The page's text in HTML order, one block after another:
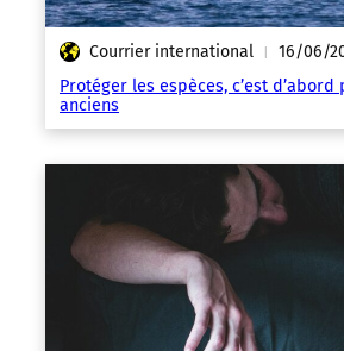
Courrier international | 16/06/
Protéger les espèces, c’est
anciens